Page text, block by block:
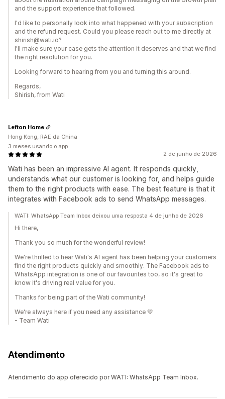
and the support experience that followed.
I'd like to personally look into what happened with your subscription
and the refund request. Could you please reach out to me directly at
shirish@wati.io?
I'll make sure your case gets the attention it deserves and that we find
the right resolution for you.
Looking forward to hearing from you and turning this around.
Regards,
Shirish, from Wati
2 de junho de 2026
Wati has been an impressive AI agent. It responds quickly,
understands what our customer is looking for, and helps guide
them to the right products with ease. The best feature is that it
integrates with Facebook ads to send WhatsApp messages.
Lefton Home
Hong Kong, RAE da China
3 meses usando o app
WATI: WhatsApp Team Inbox deixou uma resposta 4 de junho de 2026
Hi there,
Thank you so much for the wonderful review!
We're thrilled to hear Wati's AI agent has been helping your customers
find the right products quickly and smoothly. The Facebook ads to
WhatsApp integration is one of our favourites too, so it's great to
know it's driving real value for you.
Thanks for being part of the Wati community!
We're always here if you need any assistance 💚
- Team Wati
Atendimento
Atendimento do app oferecido por WATI: WhatsApp Team Inbox.